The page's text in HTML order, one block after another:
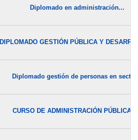
Diplomado en administración...
DIPLOMADO GESTIÓN PÚBLICA Y
Diplomado gestión de personas en
CURSO DE ADMINISTRACIÓN PÚBLICA